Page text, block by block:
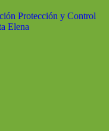
Protección y Control
Elena